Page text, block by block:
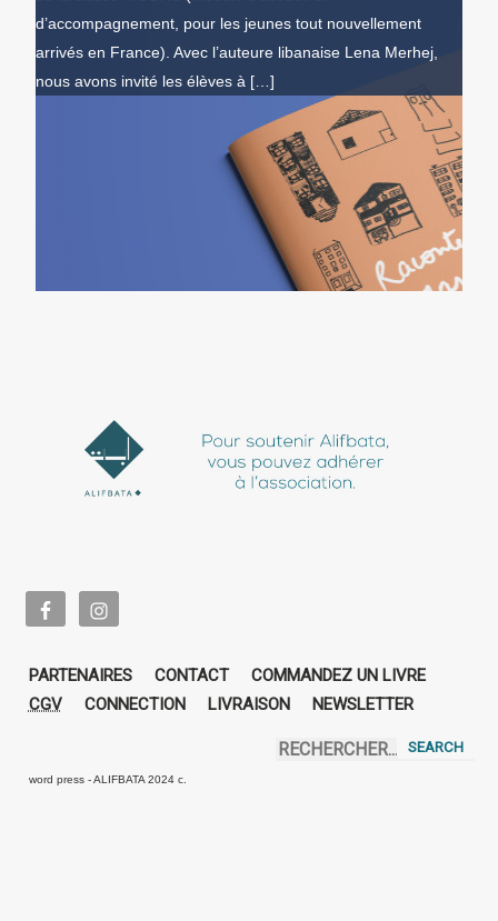
d’accompagnement, pour les jeunes tout nouvellement
arrivés en France). Avec l’auteure libanaise Lena Merhej,
nous avons invité les élèves à […]
PARTENAIRES CONTACT
COMMANDEZ UN LIVRE
CGV
CONNECTION LIVRAISON NEWSLETTER
word press - ALIFBATA 2024 c.